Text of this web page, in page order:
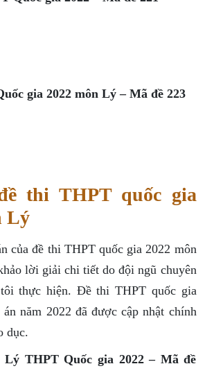
gia 2022 môn Lý – Mã đề 223
thi THPT quốc gia
Lý
của đề thi THPT quốc gia 2022 môn
lời giải chi tiết do đội ngũ chuyên
thực hiện. Đề thi THPT quốc gia
năm 2022 đã được cập nhật chính
dục.
THPT Quốc gia 2022 – Mã đề